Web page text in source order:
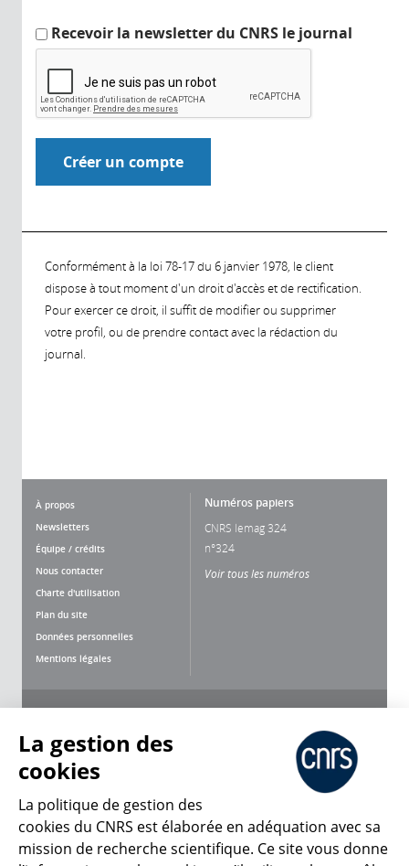
Recevoir la newsletter du CNRS le journal
Conformément à la loi 78-17 du 6 janvier 1978, le client
dispose à tout moment d'un droit d'accès et de rectification.
Pour exercer ce droit, il suffit de modifier ou supprimer
votre profil, ou de prendre contact avec la rédaction du
journal.
À propos
Newsletters
Équipe / crédits
Nous contacter
Charte d'utilisation
Plan du site
Données personnelles
Mentions légales
Numéros papiers
CNRS lemag 324
n°324
Voir tous les numéros
CNRS Le Mag
La gestion des
cookies
La politique de gestion des
cookies du CNRS est élaborée en adéquation avec sa
mission de recherche scientifique. Ce site vous donne